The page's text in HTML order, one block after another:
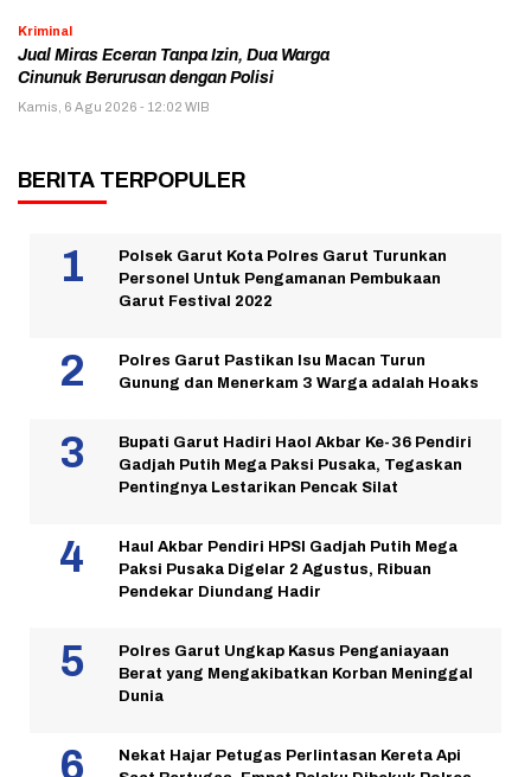
Kriminal
Jual Miras Eceran Tanpa Izin, Dua Warga
Cinunuk Berurusan dengan Polisi
Kamis, 6 Agu 2026 - 12:02 WIB
BERITA TERPOPULER
Polsek Garut Kota Polres Garut Turunkan
Personel Untuk Pengamanan Pembukaan
Garut Festival 2022
Polres Garut Pastikan Isu Macan Turun
Gunung dan Menerkam 3 Warga adalah Hoaks
Bupati Garut Hadiri Haol Akbar Ke-36 Pendiri
Gadjah Putih Mega Paksi Pusaka, Tegaskan
Pentingnya Lestarikan Pencak Silat
Haul Akbar Pendiri HPSI Gadjah Putih Mega
Paksi Pusaka Digelar 2 Agustus, Ribuan
Pendekar Diundang Hadir
Polres Garut Ungkap Kasus Penganiayaan
Berat yang Mengakibatkan Korban Meninggal
Dunia
Nekat Hajar Petugas Perlintasan Kereta Api